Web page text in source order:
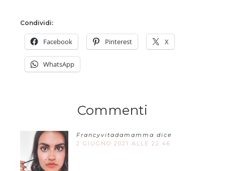
Condividi:
Facebook Pinterest X
WhatsApp
Commenti
Francyvitadamamma dice
2 GIUGNO 2021 ALLE 22:46